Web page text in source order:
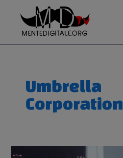
contenuto
Umbrella
Corporation